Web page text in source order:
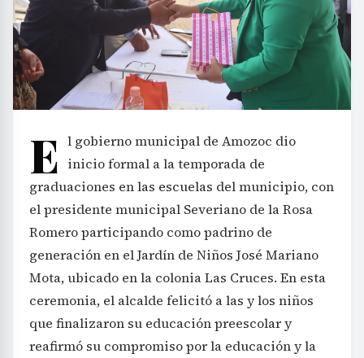
E l gobierno municipal de Amozoc dio
inicio formal a la temporada de
graduaciones en las escuelas del municipio, con
el presidente municipal Severiano de la Rosa
Romero participando como padrino de
generación en el Jardín de Niños José Mariano
Mota, ubicado en la colonia Las Cruces. En esta
ceremonia, el alcalde felicitó a las y los niños
que finalizaron su educación preescolar y
reafirmó su compromiso por la educación y la